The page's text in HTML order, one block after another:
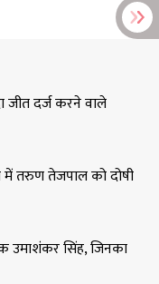
जीत दर्ज करने वाले
में तरुण तेजपाल को दोषी
उमाशंकर सिंह, जिनका